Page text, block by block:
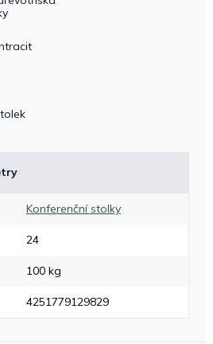
Konferenční stolky
24
100 kg
4251779129829